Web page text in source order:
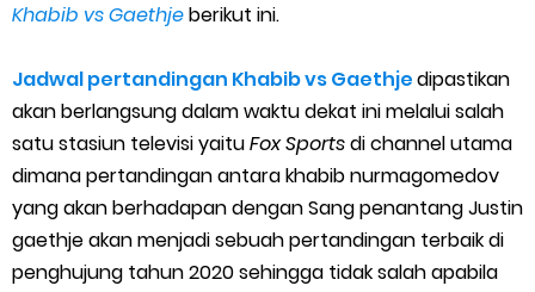
Cara Menghitung Penghasilan Grab Sesuai dengan Orderan
Cara Menggunakan Paket Telkomsel Mitra Gojek
5 Cara Top Up InDriver dengan Mudah
5 Biaya Potongan Shopee Food yang Perlu Kamu Ketahui
10 Cara Jitu Autobid Untuk Lala Motor dan Mobil 2023
Khabib vs Gaethjeberikut ini.
Jadwal pertandingan Khabib vs Gaethjedipastikan
akan berlangsung dalam waktu dekat ini melalui salah
satu stasiun televisi yaituFox Sportsdi channel utama
dimana pertandingan antara khabib nurmagomedov
yang akan berhadapan dengan Sang penantang Justin
gaethje akan menjadi sebuah pertandingan terbaik di
penghujung tahun 2020 sehingga tidak salah apabila